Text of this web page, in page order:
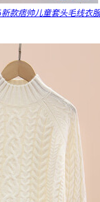
款痞帅儿童套头毛线衣